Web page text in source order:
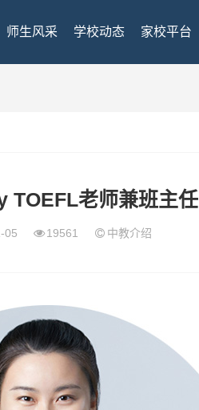
师生风采 学校动态 家校平台
TOEFL老师兼班主任
05 19561 中教介绍